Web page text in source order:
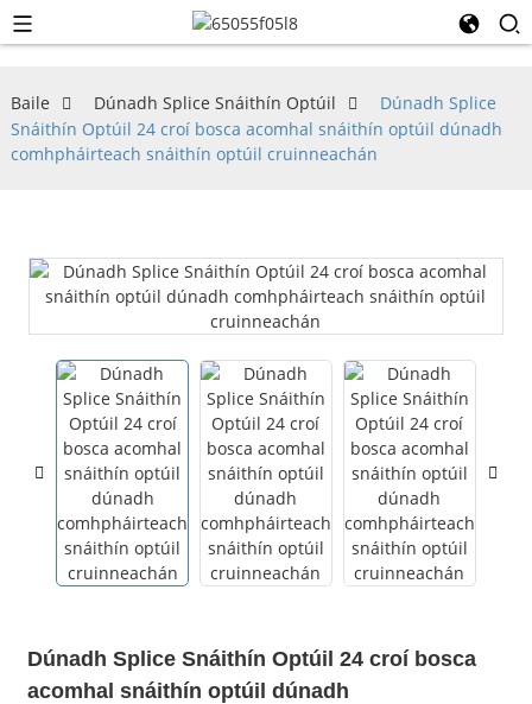
Baile Dúnadh Splice Snáithín Optúil
Dúnadh Splice
Snáithín Optúil 24 croí bosca acomhal snáithín optúil dúnadh
comhpháirteach snáithín optúil cruinneachán
Dúnadh Splice Snáithín Optúil 24 croí bosca
acomhal snáithín optúil dúnadh